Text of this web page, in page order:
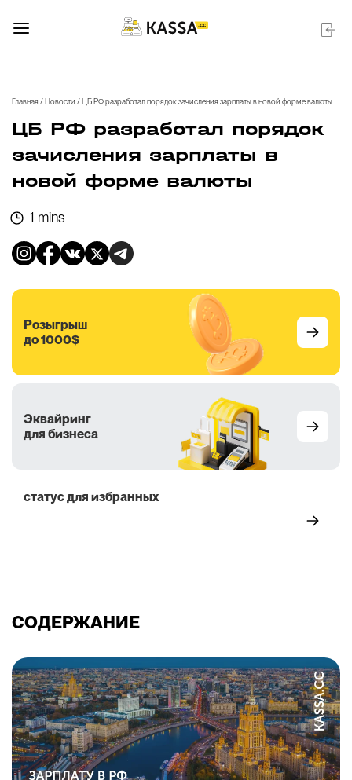
Главная /Новости /ЦБ РФ разработал порядок зачисления зарплаты в новой форме валюты
ЦБ РФ разработал порядок
зачисления зарплаты в
новой форме валюты
1 mins
Розыгрыш
до 1000$
Эквайринг
для бизнеса
статус для избранных
СОДЕРЖАНИЕ